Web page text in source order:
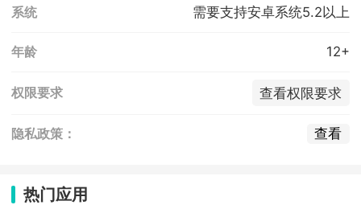
系统 需要支持安卓系统5.2以上
年龄 12+
权限要求 查看权限要求
隐私政策： 查看
热门应用